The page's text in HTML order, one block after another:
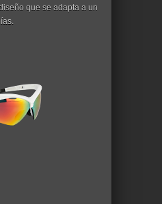
que se adapta a un